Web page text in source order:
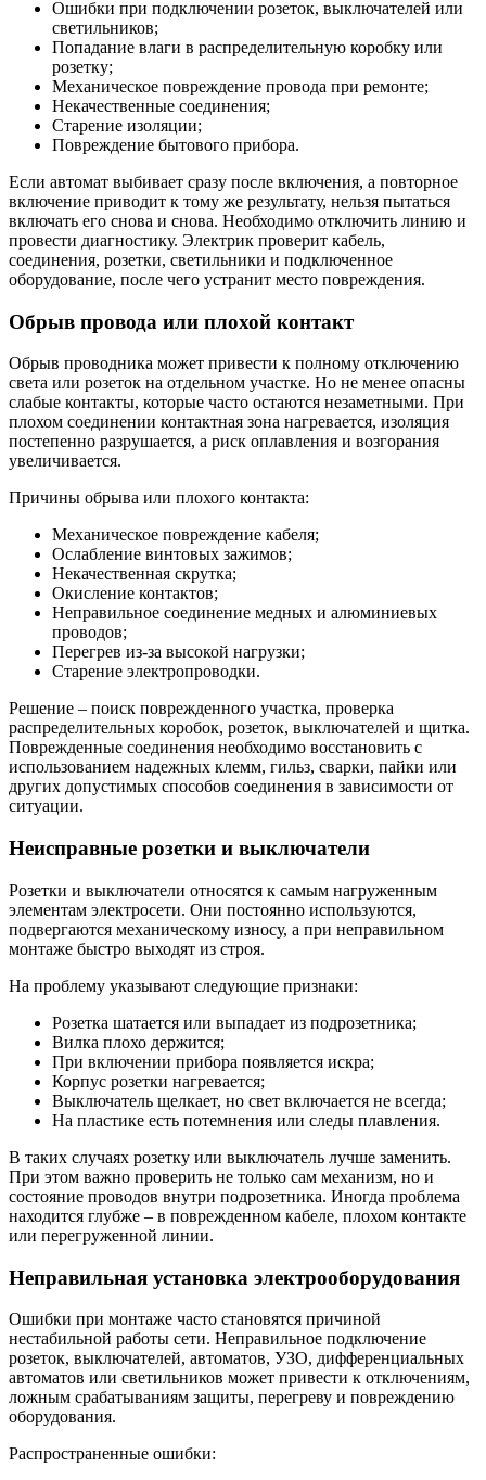
Ошибки при подключении розеток, выключателей или
светильников;
Попадание влаги в распределительную коробку или
розетку;
Механическое повреждение провода при ремонте;
Некачественные соединения;
Старение изоляции;
Повреждение бытового прибора.
Если автомат выбивает сразу после включения, а повторное
включение приводит к тому же результату, нельзя пытаться
включать его снова и снова. Необходимо отключить линию и
провести диагностику. Электрик проверит кабель,
соединения, розетки, светильники и подключенное
оборудование, после чего устранит место повреждения.
Обрыв провода или плохой контакт
Обрыв проводника может привести к полному отключению
света или розеток на отдельном участке. Но не менее опасны
слабые контакты, которые часто остаются незаметными. При
плохом соединении контактная зона нагревается, изоляция
постепенно разрушается, а риск оплавления и возгорания
увеличивается.
Причины обрыва или плохого контакта:
Механическое повреждение кабеля;
Ослабление винтовых зажимов;
Некачественная скрутка;
Окисление контактов;
Неправильное соединение медных и алюминиевых
проводов;
Перегрев из-за высокой нагрузки;
Старение электропроводки.
Решение – поиск поврежденного участка, проверка
распределительных коробок, розеток, выключателей и щитка.
Поврежденные соединения необходимо восстановить с
использованием надежных клемм, гильз, сварки, пайки или
других допустимых способов соединения в зависимости от
ситуации.
Неисправные розетки и выключатели
Розетки и выключатели относятся к самым нагруженным
элементам электросети. Они постоянно используются,
подвергаются механическому износу, а при неправильном
монтаже быстро выходят из строя.
На проблему указывают следующие признаки:
Розетка шатается или выпадает из подрозетника;
Вилка плохо держится;
При включении прибора появляется искра;
Корпус розетки нагревается;
Выключатель щелкает, но свет включается не всегда;
На пластике есть потемнения или следы плавления.
В таких случаях розетку или выключатель лучше заменить.
При этом важно проверить не только сам механизм, но и
состояние проводов внутри подрозетника. Иногда проблема
находится глубже – в поврежденном кабеле, плохом контакте
или перегруженной линии.
Неправильная установка электрооборудования
Ошибки при монтаже часто становятся причиной
нестабильной работы сети. Неправильное подключение
розеток, выключателей, автоматов, УЗО, дифференциальных
автоматов или светильников может привести к отключениям,
ложным срабатываниям защиты, перегреву и повреждению
оборудования.
Распространенные ошибки: